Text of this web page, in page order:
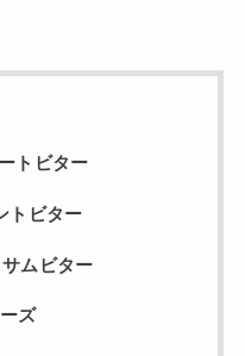
トビター
トビター
ムビター
ズ